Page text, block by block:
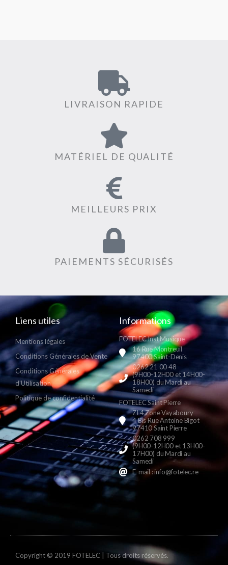
LIVRAISON RAPIDE
MATÉRIEL DE QUALITÉ
MEILLEURS PRIX
PAIEMENTS SÉCURISÉS
Liens utiles
Mentions légales
Conditions Générales de Vente
Conditions Générales
d'Utilisation
Politique de confidentialité
Informations
FOTELEC Inst Musique
16 Rue Montreuil
97400 Saint-Denis
0262 21 00 48
(9H00-12H00 et 14H00-
18H00) du Mardi au
Samedi
FOTELEC Saint Pierre
ZI 4 Zone Vayaboury
4 Bis Rue Antoine Bigot
97410 Saint Pierre
0262 708 999
(9H00-12H00 et 13H00-
17H00) du Mardi au
Samedi
E-mail : info@fotelec.re
Copyright © 2019 FOTELEC | Tous droits réservés.